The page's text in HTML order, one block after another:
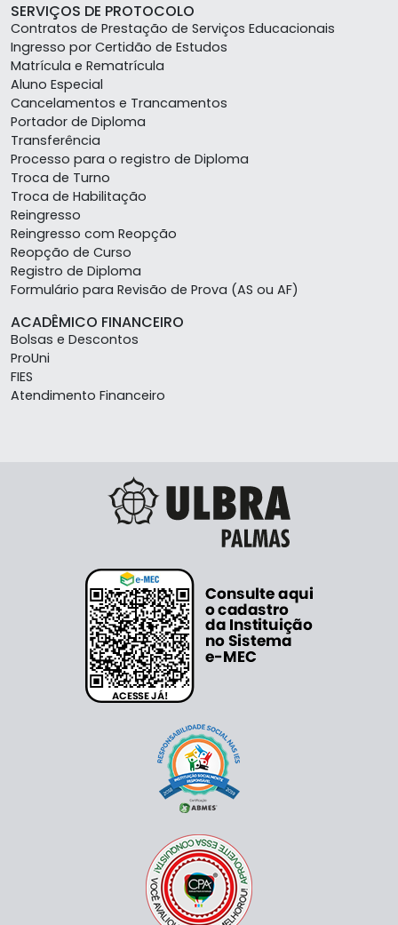
SERVIÇOS DE PROTOCOLO
Contratos de Prestação de Serviços Educacionais
Ingresso por Certidão de Estudos
Matrícula e Rematrícula
Aluno Especial
Cancelamentos e Trancamentos
Portador de Diploma
Transferência
Processo para o registro de Diploma
Troca de Turno
Troca de Habilitação
Reingresso
Reingresso com Reopção
Reopção de Curso
Registro de Diploma
Formulário para Revisão de Prova (AS ou AF)
ACADÊMICO FINANCEIRO
Bolsas e Descontos
ProUni
FIES
Atendimento Financeiro